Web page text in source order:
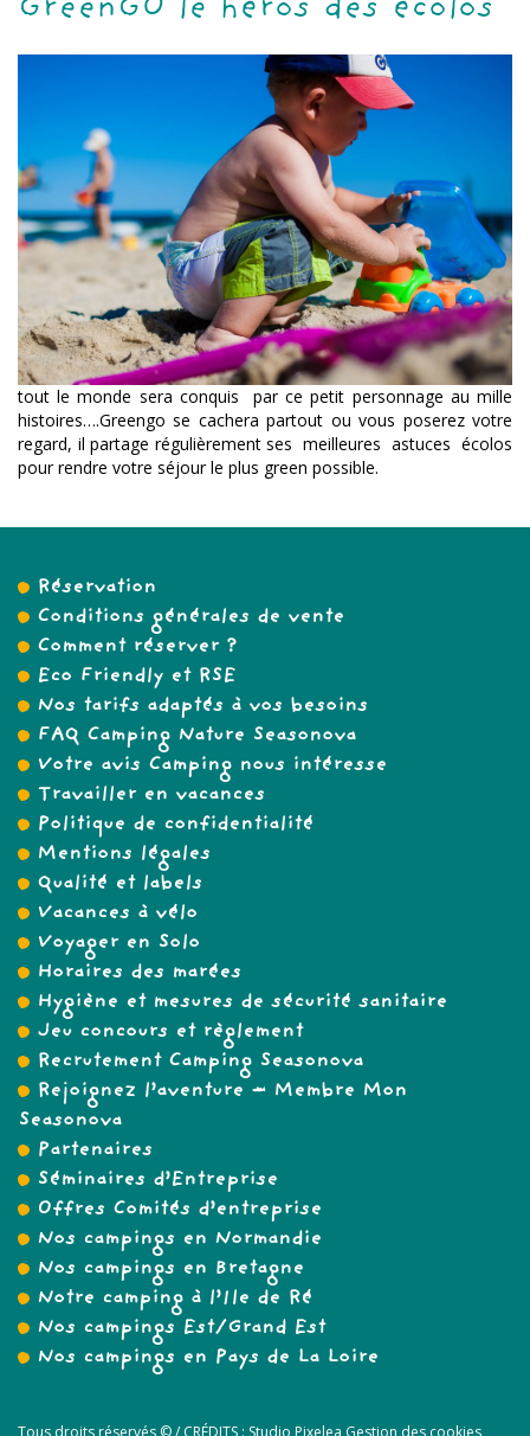
GreenGO le héros des écolos
tout le monde sera conquis par ce petit personnage au mille
histoires….Greengo se cachera partout ou vous poserez votre
regard, il partage régulièrement ses meilleures astuces écolos
pour rendre votre séjour le plus green possible.
Réservation
Conditions générales de vente
Comment réserver ?
Eco Friendly et RSE
Nos tarifs adaptés à vos besoins
FAQ Camping Nature Seasonova
Votre avis Camping nous intéresse
Travailler en vacances
Politique de confidentialité
Mentions légales
Qualité et labels
Vacances à vélo
Voyager en Solo
Horaires des marées
Hygiène et mesures de sécurité sanitaire
Jeu concours et règlement
Recrutement Camping Seasonova
Rejoignez l’aventure – Membre Mon
Seasonova
Partenaires
Séminaires d’Entreprise
Offres Comités d’entreprise
Nos campings en Normandie
Nos campings en Bretagne
Notre camping à l’Ile de Ré
Nos campings Est/Grand Est
Nos campings en Pays de La Loire
Tous droits réservés © /CRÉDITS : Studio Pixelea Gestion des cookies